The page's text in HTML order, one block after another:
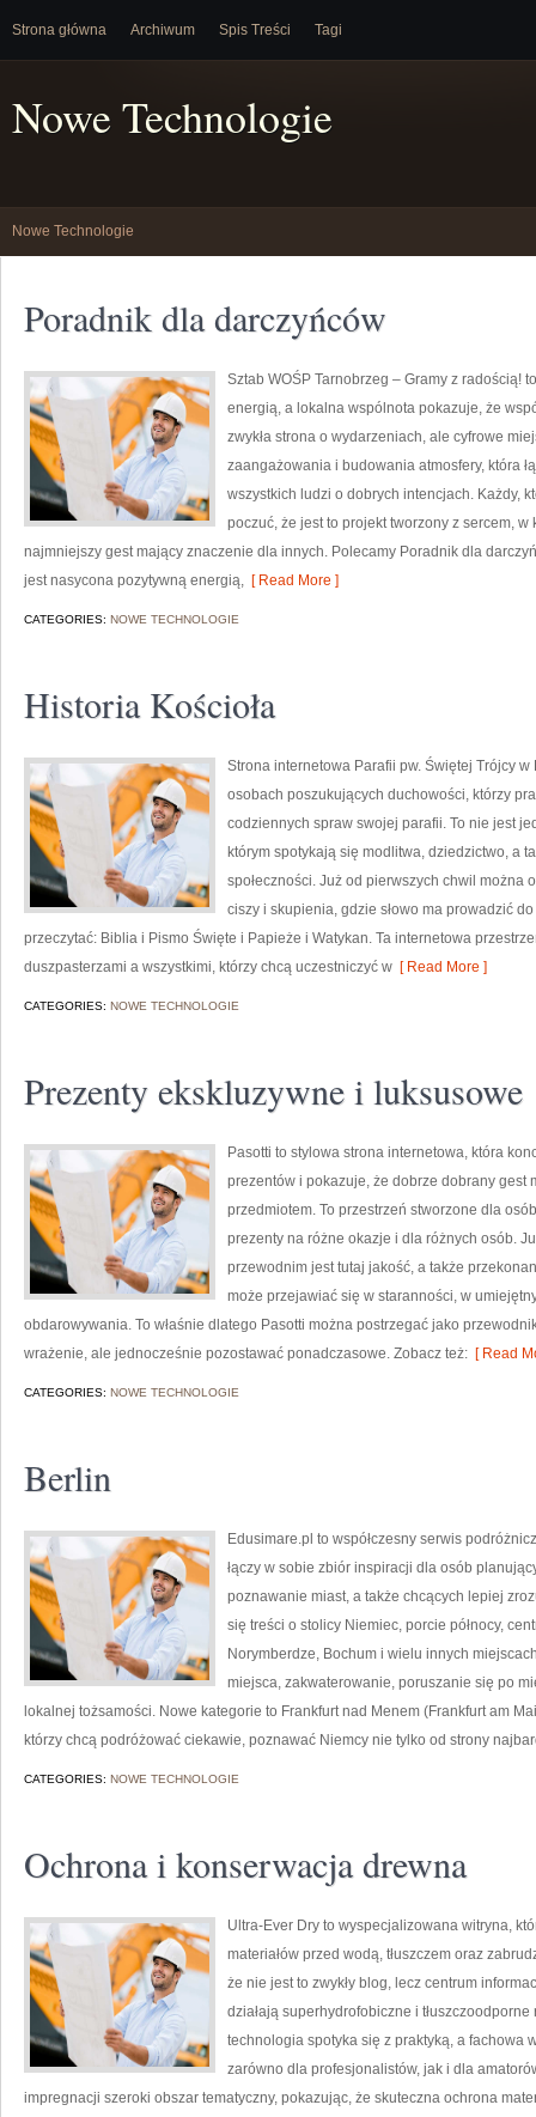
Strona główna Archiwum Spis Treści Tagi
Nowe Technologie
Nowe Technologie
Poradnik dla darczyńców
Sztab WOŚP Tarnobrzeg – Gramy z radością!
energią, a lokalna wspólnota pokazuje, że
zwykła strona o wydarzeniach, ale cyfrowe
zaangażowania i budowania atmosfery, która
wszystkich ludzi o dobrych intencjach. Każdy,
poczuć, że jest to projekt tworzony z sercem,
najmniejszy gest mający znaczenie dla innych. Polecamy Poradnik dla
jest nasycona pozytywną energią, [ Read More ]
CATEGORIES: NOWE TECHNOLOGIE
Historia Kościoła
Strona internetowa Parafii pw. Świętej Trójcy
osobach poszukujących duchowości, którzy
codziennych spraw swojej parafii. To nie jest
którym spotykają się modlitwa, dziedzictwo, a
społeczności. Już od pierwszych chwil można
ciszy i skupienia, gdzie słowo ma prowadzić
przeczytać: Biblia i Pismo Święte i Papieże i Watykan. Ta internetowa
duszpasterzami a wszystkimi, którzy chcą uczestniczyć w [ Read More ]
CATEGORIES: NOWE TECHNOLOGIE
Prezenty ekskluzywne i luksusowe
Pasotti to stylowa strona internetowa, która
prezentów i pokazuje, że dobrze dobrany gest
przedmiotem. To przestrzeń stworzone dla
prezenty na różne okazje i dla różnych osób.
przewodnim jest tutaj jakość, a także
może przejawiać się w staranności, w
obdarowywania. To właśnie dlatego Pasotti można postrzegać jako
wrażenie, ale jednocześnie pozostawać ponadczasowe. Zobacz też: [ Read
CATEGORIES: NOWE TECHNOLOGIE
Berlin
Edusimare.pl to współczesny serwis
łączy w sobie zbiór inspiracji dla osób
poznawanie miast, a także chcących lepiej
się treści o stolicy Niemiec, porcie północy,
Norymberdze, Bochum i wielu innych
miejsca, zakwaterowanie, poruszanie się po
lokalnej tożsamości. Nowe kategorie to Frankfurt nad Menem (Frankfurt am
którzy chcą podróżować ciekawie, poznawać Niemcy nie tylko od strony
CATEGORIES: NOWE TECHNOLOGIE
Ochrona i konserwacja drewna
Ultra-Ever Dry to wyspecjalizowana witryna,
materiałów przed wodą, tłuszczem oraz
że nie jest to zwykły blog, lecz centrum
działają superhydrofobiczne i
technologia spotyka się z praktyką, a fachowa
zarówno dla profesjonalistów, jak i dla
impregnacji szeroki obszar tematyczny, pokazując, że skuteczna ochrona